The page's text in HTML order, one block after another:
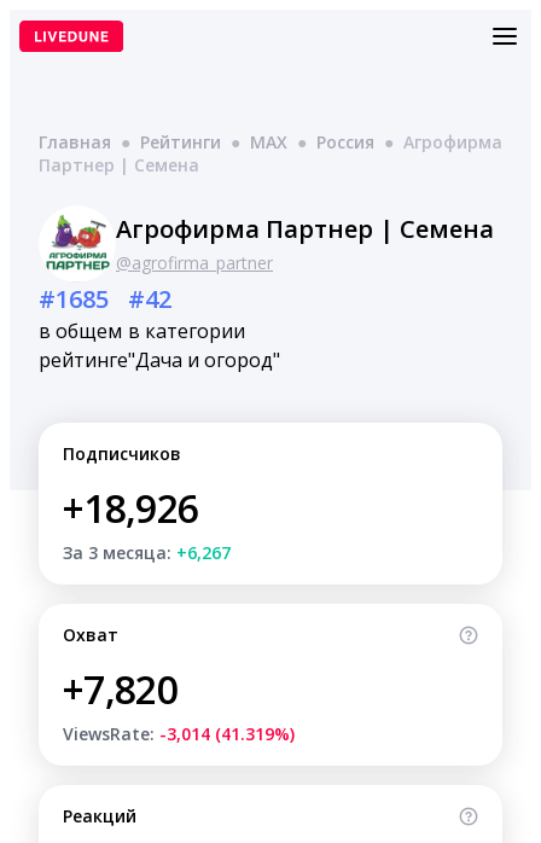
Перейти
Главная ● Рейтинги ● MAX ● Россия ● Агрофирма
Партнер | Семена
Агрофирма Партнер | Семена
@agrofirma_partner
#1685
в общем
рейтинге
#42
в категории
"Дача и огород"
Подписчиков
+18,926
За 3 месяца: +6,267
Охват
+7,820
ViewsRate: -3,014 (41.319%)
Реакций